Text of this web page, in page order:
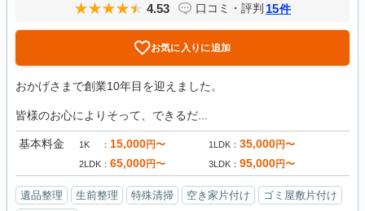
4.53 口コミ・評判 15件
お気に入りに追加
おかげさまで創業10年目を迎えました。
皆様のお心によりそって、できるだ...
基本料金 1K 15,000円〜 1LDK 35,000円〜
2LDK 65,000円〜 3LDK 95,000円〜
遺品整理 生前整理 特殊清掃 空き家片付け
ゴミ屋敷片付け